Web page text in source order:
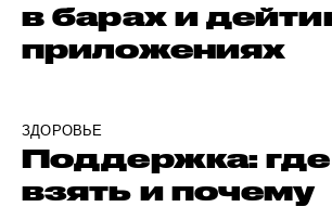
в барах и
приложениях
ЗДОРОВЬЕ
Поддержка: где
взять и почему